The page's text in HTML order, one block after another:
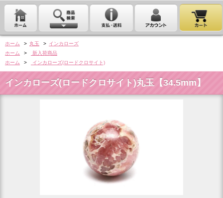
ホーム > 丸玉 > インカローズ
ホーム
>
新入荷商品
ホーム
> インカローズ(ロードクロサイト)
インカローズ(ロードクロサイト)丸玉【34.5mm】